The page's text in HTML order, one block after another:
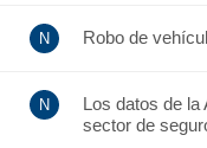
Robo de
Los datos de
sector de